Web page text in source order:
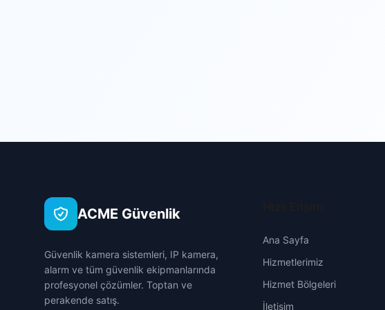
ACME Güvenlik
Güvenlik kamera sistemleri, IP kamera,
alarm ve tüm güvenlik ekipmanlarında
profesyonel çözümler. Toptan ve
perakende satış.
Ana Sayfa
Hizmetlerimiz
Hizmet Bölgeleri
İletişim